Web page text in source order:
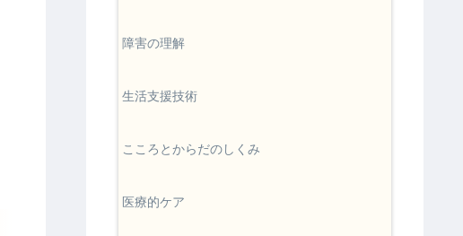
障害の理解
生活支援技術
こころとからだのしくみ
医療的ケア